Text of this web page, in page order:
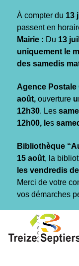
À compter du 13
passent en
Mairie : Du 13
uniquement le
des samedis
Agence Postale
août, ouverture
12h30. Les
12h00, l es
Bibliothèque
15 août, la
les vendredis
Merci de votre
vos démarches
contenu
pied